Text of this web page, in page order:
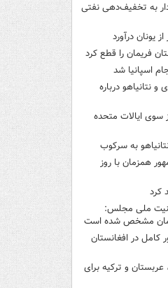
به تخفیف‌دهی نفتی
یونان درآورد
فریمان را قطع کرد
اسپانیا شد
نتانیاهو درباره
سوی ایالات متحده
به سرکوب
همزمان با روز
کرد
ملی مجلس:
مشخص شده است
کامل در افغانستان
و ترکیه برای